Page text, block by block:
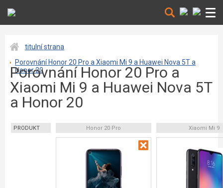
titulní strana
Porovnání Honor 20 Pro a Xiaomi Mi 9 a Huawei Nova 5T a
Honor 20
Porovnání Honor 20 Pro a
Xiaomi Mi 9 a Huawei Nova 5T
a Honor 20
PRODUKT Honor 20 Pro Xiaomi Mi 9